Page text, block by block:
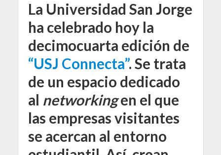
La Universidad San Jorge
ha celebrado hoy la
decimocuarta edición de
“USJ Connecta”. Se trata
de un espacio dedicado
al networkingen el que
las empresas visitantes
se acercan al entorno